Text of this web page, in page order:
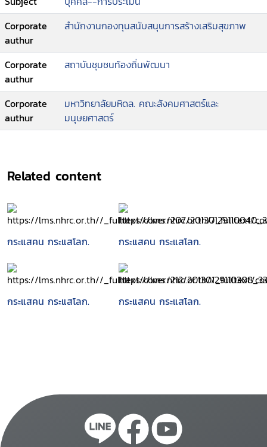
Corporate
authur
สำนักงานกองทุนสนับสนุนการสร้างเสริมสุขภาพ
Corporate
authur
สถาบันชุมชนท้องถิ่นพัฒนา
Corporate
authur
มหาวิทยาลัยมหิดล. คณะสังคมศาสตร์และ
มนุษยศาสตร์
Related content
กระแสคน กระแสโลก. กระแสคน กระแสโลก.
กระแสคน กระแสโลก. กระแสคน กระแสโลก.